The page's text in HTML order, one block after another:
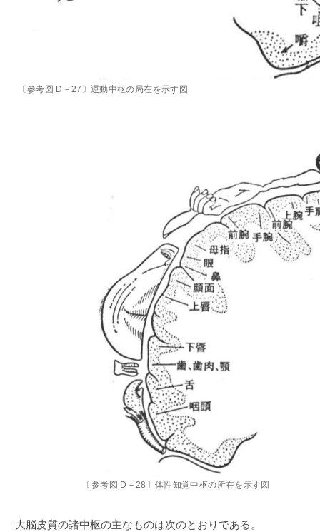
〔参考図 D－27〕運動中枢の局在を示す図
〔参考図 D－28〕体性知覚中枢の所在を示す図
大脳皮質の諸中枢の主なものは次のとおりである。